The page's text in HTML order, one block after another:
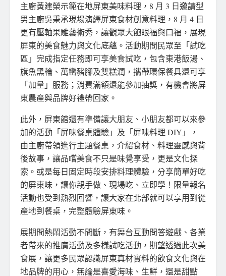
主廚黃建榮示範在地屏東美味料理，8 月 3 日邀請型
男主廚吳秉承現場演繹屏東食材創意料理，8 月 4 日
更有壓軸果雕藝術秀，讓觀眾大飽眼福與口福，展現
屏東的美食魅力與文化底蘊。活動期間民眾至「試吃
區」完成指定任務即可享美食試吃，包含東港飯湯、
旗魚黑輪、萬巒豬腳及雙糕潤，攜帶環保餐具還可享
「加量」服務；消費滿額還能參加抽獎，有機會將屏
東農產與品牌好禮帶回家。
此外，屏東館還有準備讓大朋友、小朋友都可以來參
加的活動「屏味餐桌體驗」及「屏味料理 DIY」，
由主廚帶領進行主題餐桌，介紹食材、料理靈感與背
後故事，讓品嚐美食不只是味覺享受，更是文化探
索。或是每日固定時段安排料理體驗，分享簡單好吃
的屏東味，讓你親手做、現場吃、立即學！限量報名
活動也受到熱烈回響，讓大家在北部就可以享用到從
產地到餐桌，完整體驗屏東味。
展期間熱鬧活動不間斷，有舞台互動問答遊戲、各業
者帶來的推廣活動及多樣試吃活動，期望透過此次美
食展，讓更多民眾認識屏東真材實料的飲食文化與在
地品牌的用心，無論是喜愛海味、生鮮，還是甜點